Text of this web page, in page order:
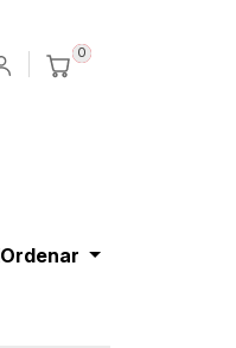
0
Ordenar